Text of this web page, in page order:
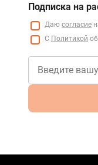
Подписка на
Даю согласие
С Политикой